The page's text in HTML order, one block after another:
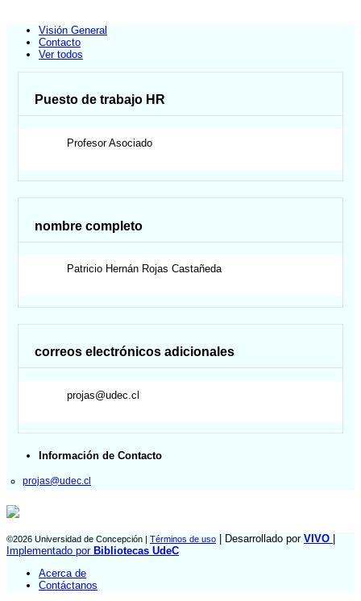
Visión General
Contacto
Ver todos
Puesto de trabajo HR
Profesor Asociado
nombre completo
Patricio Hernán Rojas Castañeda
correos electrónicos adicionales
projas@udec.cl
Información de Contacto
projas@udec.cl
©2026 Universidad de Concepción | Términos de uso | Desarrollado por VIVO |
Implementado por Bibliotecas UdeC
Acerca de
Contáctanos